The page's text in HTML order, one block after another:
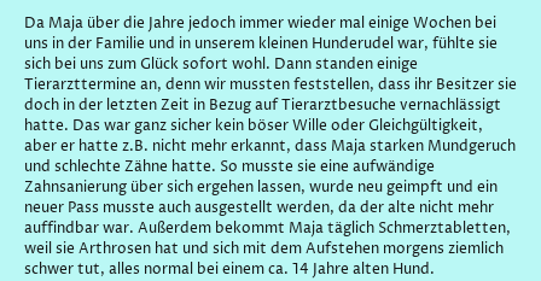
Da Maja über die Jahre jedoch immer wieder mal einige Wochen bei
uns in der Familie und in unserem kleinen Hunderudel war, fühlte sie
sich bei uns zum Glück sofort wohl. Dann standen einige
Tierarzttermine an, denn wir mussten feststellen, dass ihr Besitzer sie
doch in der letzten Zeit in Bezug auf Tierarztbesuche vernachlässigt
hatte. Das war ganz sicher kein böser Wille oder Gleichgültigkeit,
aber er hatte z.B. nicht mehr erkannt, dass Maja starken Mundgeruch
und schlechte Zähne hatte. So musste sie eine aufwändige
Zahnsanierung über sich ergehen lassen, wurde neu geimpft und ein
neuer Pass musste auch ausgestellt werden, da der alte nicht mehr
auffindbar war. Außerdem bekommt Maja täglich Schmerztabletten,
weil sie Arthrosen hat und sich mit dem Aufstehen morgens ziemlich
schwer tut, alles normal bei einem ca. 14 Jahre alten Hund.